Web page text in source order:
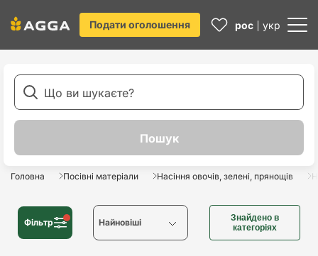
Подати оголошення рос укр
Головна Посівні матеріали Насіння овочів, зелені, прянощів
Фільтр Найновіші
Знайдено в
категоріях